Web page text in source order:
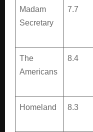
Madam
Secretary
7.7
The
Americans
8.4
Homeland 8.3